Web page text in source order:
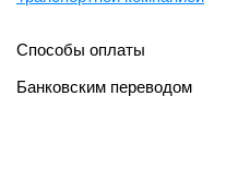
Способы оплаты
Банковским переводом